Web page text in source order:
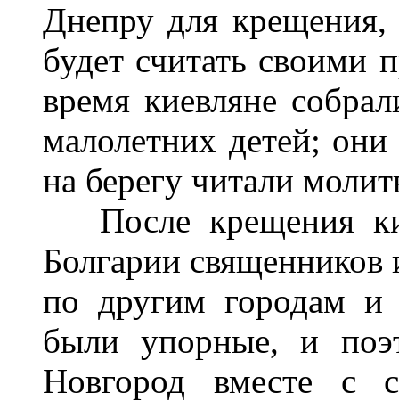
Днепру для
будет считать своими
время киевляне
малолетних детей;
на берегу читали
После крещения
Болгарии священников
по другим городам и
были упорные, и
Новгород вместе с